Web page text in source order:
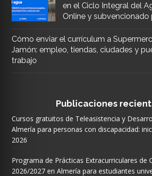
en el Ciclo Integral del
Online y subvencionado
Cómo enviar el currículum a
Jamón: empleo, tiendas, ciudades y
trabajo
Publicaciones
Cursos gratuitos de Teleasistencia y
Almería para personas con discapacidad:
2026
Programa de Prácticas Extracurriculares de
2026/2027 en Almería para estudiantes